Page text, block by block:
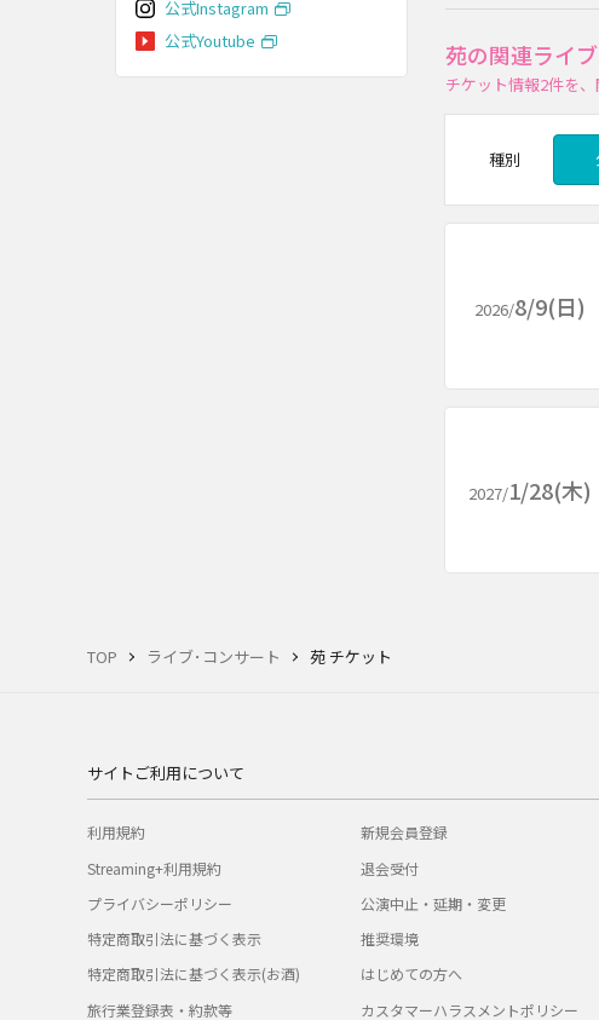
TOP ライブ･コンサート 苑 チケット
苑の関連ライ
チケット情報2件を
種別
2026/8/9(日)
2027/1/28(木)
公式Instagram
公式Youtube
サイトご利用について
利用規約
Streaming+利用規約
プライバシーポリシー
特定商取引法に基づく表示
特定商取引法に基づく表示(お酒)
旅行業登録表・約款等
新規会員登録
退会受付
公演中止・延期・変更
推奨環境
はじめての方へ
カスタマーハラスメントポリシー